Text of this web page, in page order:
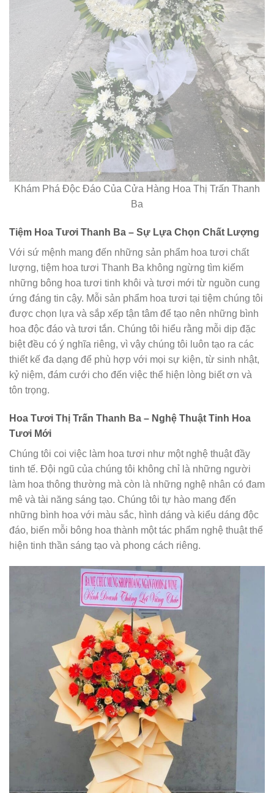
Khám Phá Độc Đáo Của Cửa Hàng Hoa Thị Trấn Thanh
Ba
Tiệm Hoa Tươi Thanh Ba – Sự Lựa Chọn Chất Lượng
Với sứ mệnh mang đến những sản phẩm hoa tươi chất
lượng, tiệm hoa tươi Thanh Ba không ngừng tìm kiếm
những bông hoa tươi tinh khôi và tươi mới từ nguồn cung
ứng đáng tin cậy. Mỗi sản phẩm hoa tươi tại tiệm chúng tôi
được chọn lựa và sắp xếp tận tâm để tạo nên những bình
hoa độc đáo và tươi tắn. Chúng tôi hiểu rằng mỗi dịp đặc
biệt đều có ý nghĩa riêng, vì vậy chúng tôi luôn tạo ra các
thiết kế đa dạng để phù hợp với mọi sự kiện, từ sinh nhật,
kỷ niệm, đám cưới cho đến việc thể hiện lòng biết ơn và
tôn trọng.
Hoa Tươi Thị Trấn Thanh Ba – Nghệ Thuật Tinh Hoa
Tươi Mới
Chúng tôi coi việc làm hoa tươi như một nghệ thuật đầy
tinh tế. Đội ngũ của chúng tôi không chỉ là những người
làm hoa thông thường mà còn là những nghệ nhân có đam
mê và tài năng sáng tạo. Chúng tôi tự hào mang đến
những bình hoa với màu sắc, hình dáng và kiểu dáng độc
đáo, biến mỗi bông hoa thành một tác phẩm nghệ thuật thể
hiện tinh thần sáng tạo và phong cách riêng.